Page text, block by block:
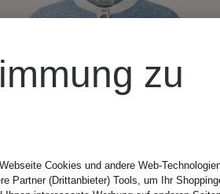
zu
Cookies und andere Web-
Partner (Drittanbieter) Tools, um Ihr